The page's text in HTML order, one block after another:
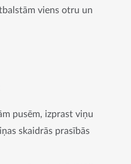
viens otru un
pusēm, izprast viņu
skaidrās prasībās